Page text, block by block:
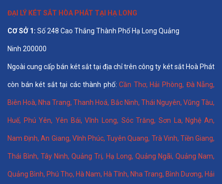
ĐẠI LÝ KÉT SẮT HÒA PHÁT TẠI HẠ LONG
CƠ SỞ 1: Số 248 Cao Thắng Thành Phố Hạ Long Quảng
Ninh 200000
Ngoài cung cấp bán két sắt tại địa chỉ trên công ty két sắt Hoà Phát
còn bán két sắt tại các thành phố:Cần Thơ, Hải Phòng, Đà Nẵng,
Biên Hoà, Nha Trang,Thanh Hoá, Bắc Ninh, Thái Nguyên, Vũng Tàu,
Huế, Phú Yên,Yên Bái,Vĩnh Long, Sóc Trăng,Sơn La, Nghệ An,
Nam Định,An Giang, Vĩnh Phúc,Tuyên Quang, Trà Vinh, Tiền Giang,
Thái Bình,Tây Ninh,Quảng Trị, Hạ Long, Quảng Ngãi, Quảng Nam,
Quảng Bình, Phú Thọ, Hà Nam, Hà Tĩnh, Nha Trang, Bình Dương, Hải